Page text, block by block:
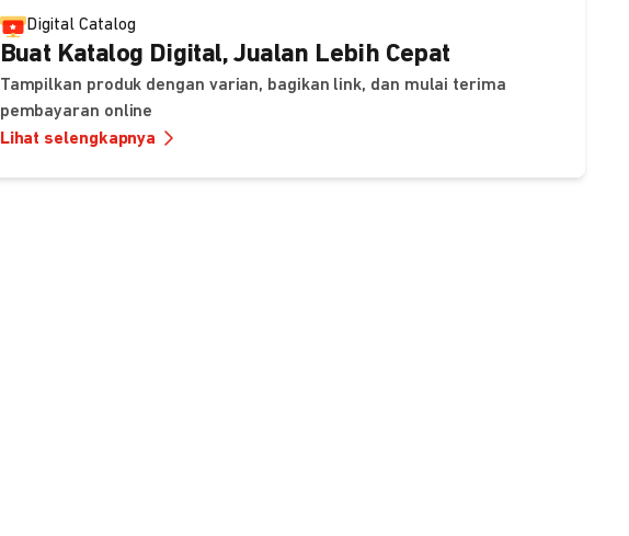
Digital Catalog
Buat Katalog Digital, Jualan Lebih Cepat
Tampilkan produk dengan varian, bagikan link, dan mulai terima
pembayaran online
Lihat selengkapnya